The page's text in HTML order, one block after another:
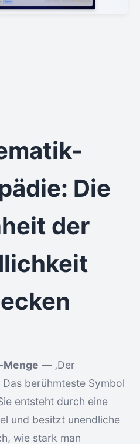
Die
der
Menge — ‚Der
berühmteste Symbol
entsteht durch eine
und besitzt unendliche
wie stark man